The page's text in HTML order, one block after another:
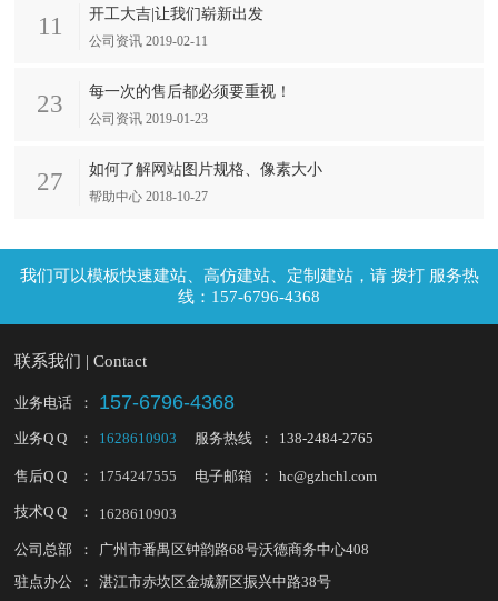
11 开工大吉|让我们崭新出发
公司资讯 2019-02-11
23 每一次的售后都必须要重视！
公司资讯 2019-01-23
27 如何了解网站图片规格、像素大小
帮助中心 2018-10-27
拨打 服务热
线：157-6796-4368
联系我们 | Contact
业务电话 ： 157-6796-4368
业务Q Q ： 1628610903 服务热线 ： 138-2484-2765
售后Q Q ： 1754247555 电子邮箱 ： hc@gzhchl.com
技术Q Q ： 1628610903
公司总部 ：
广州市番禺区钟韵路68号沃德商务中心408
驻点办公
： 湛江市赤坎区金城新区振兴中路38号